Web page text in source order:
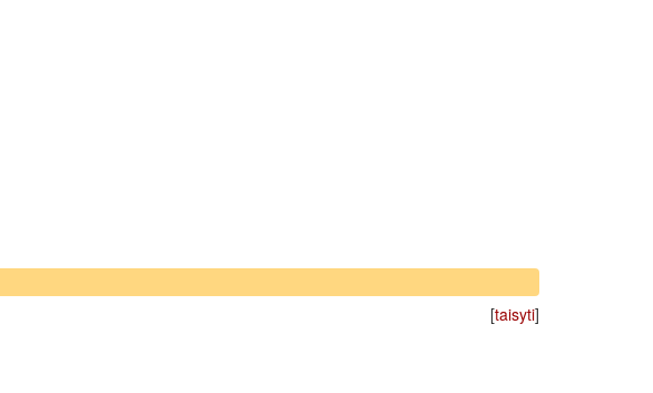
[taisyti]